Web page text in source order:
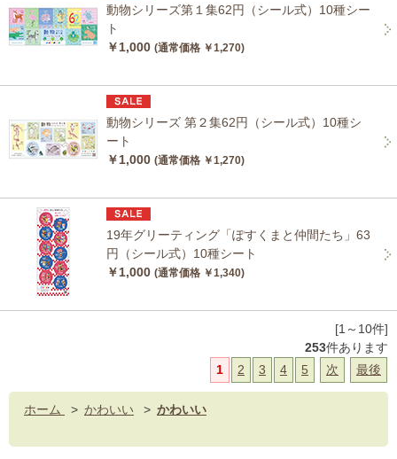
動物シリーズ第１集62円（シール式）10種シー
ト
￥1,000 (通常価格 ￥1,270)
動物シリーズ 第２集62円（シール式）10種シ
ート
￥1,000 (通常価格 ￥1,270)
19年グリーティング「ぽすくまと仲間たち」63
円（シール式）10種シート
￥1,000 (通常価格 ￥1,340)
[1～10件]
253件あります
1
2 3 4 5 次 最後
ホーム > かわいい > かわいい